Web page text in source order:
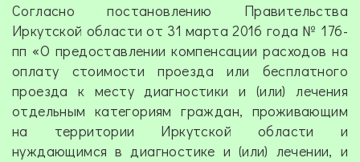
Согласно постановлению Правительства
Иркутской области от 31 марта 2016 года № 176-
пп «О предоставлении компенсации расходов на
оплату стоимости проезда или бесплатного
проезда к месту диагностики и (или) лечения
отдельным категориям граждан, проживающим
на территории Иркутской области и
нуждающимся в диагностике и (или) лечении, и